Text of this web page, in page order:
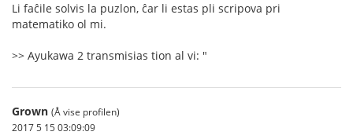
Li faĉile solvis la puzlon, ĉar li estas pli scripova pri
matematiko ol mi.
>> Ayukawa 2 transmisias tion al vi: "
Grown (Å vise profilen)
2017 5 15 03:09:09